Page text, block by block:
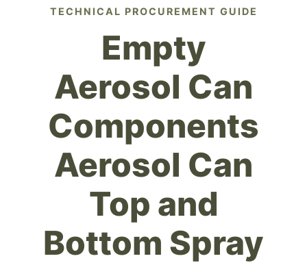
TECHNICAL PROCUREMENT GUIDE
Empty
Aerosol Can
Components
Aerosol Can
Top and
Bottom Spray